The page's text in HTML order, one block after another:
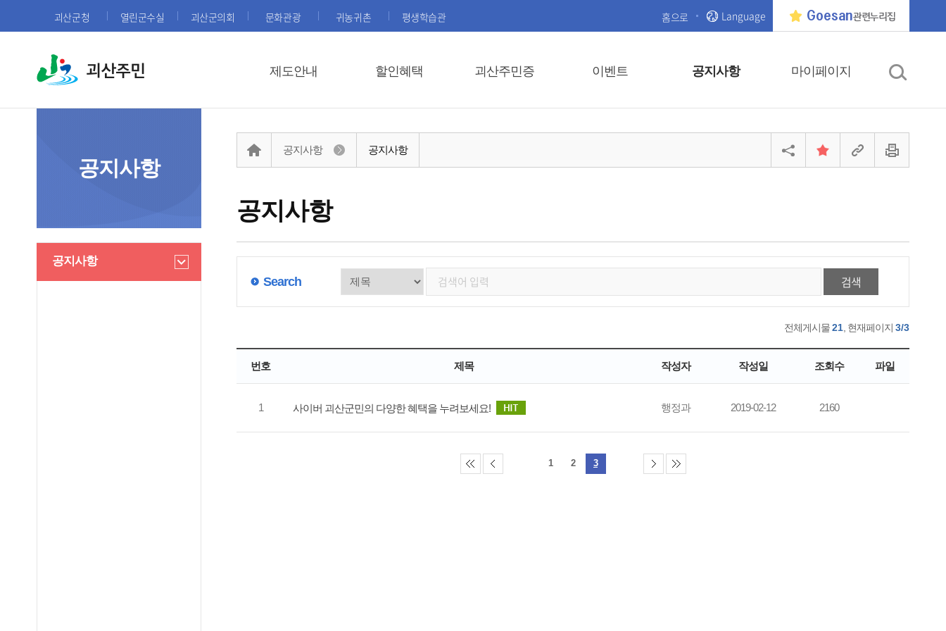
괴산군청 열린군수실 괴산군의회 문화관광 귀농귀촌 평생학습관 홈으로 Language Goesan관련누리집
괴산주민 제도안내 할인혜택 괴산주민증 이벤트 공지사항 마이페이지
공지사항
공지사항
공지사항
공지사항 공지사항
Search 검색
전체게시물21 , 현재페이지 3/3
번호 제목 작성자 작성일 조회수 파일
1 사이버 괴산군민의 다양한 혜택을 누려보세요! 행정과 2019-02-12 2160
1 2 3